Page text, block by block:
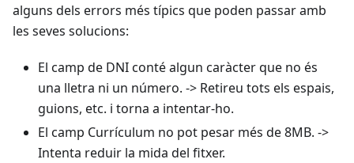
alguns dels errors més típics que poden passar amb
les seves solucions:
El camp de DNI conté algun caràcter que no és
una lletra ni un número. -> Retireu tots els espais,
guions, etc. i torna a intentar-ho.
El camp Currículum no pot pesar més de 8MB. ->
Intenta reduir la mida del fitxer.